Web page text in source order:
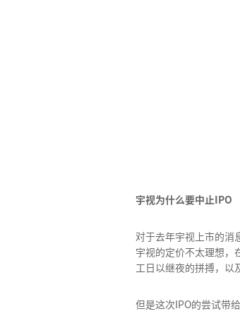
宇视为什么要中止IPO
对于去年宇视上市的消
宇视的定价不太理想，
工日以继夜的拼搏，以
但是这次IPO的尝试带